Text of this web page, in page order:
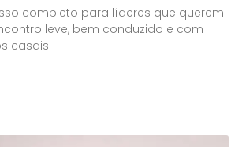
completo para líderes que querem
leve, bem conduzido e com
casais.